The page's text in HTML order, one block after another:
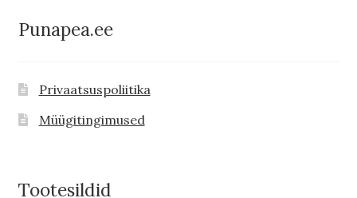
Punapea.ee
Privaatsuspoliitika
Müügitingimused
Tootesildid